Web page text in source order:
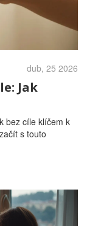
dub, 25 2026
Jak
bez cíle klíčem k
s touto